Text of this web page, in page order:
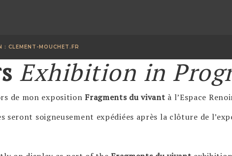
: CLEMENT-MOUCHET.FR
Exhibition in
de mon expositionFragments du vivant à l’Espace
seront soigneusement expédiées après la clôture de